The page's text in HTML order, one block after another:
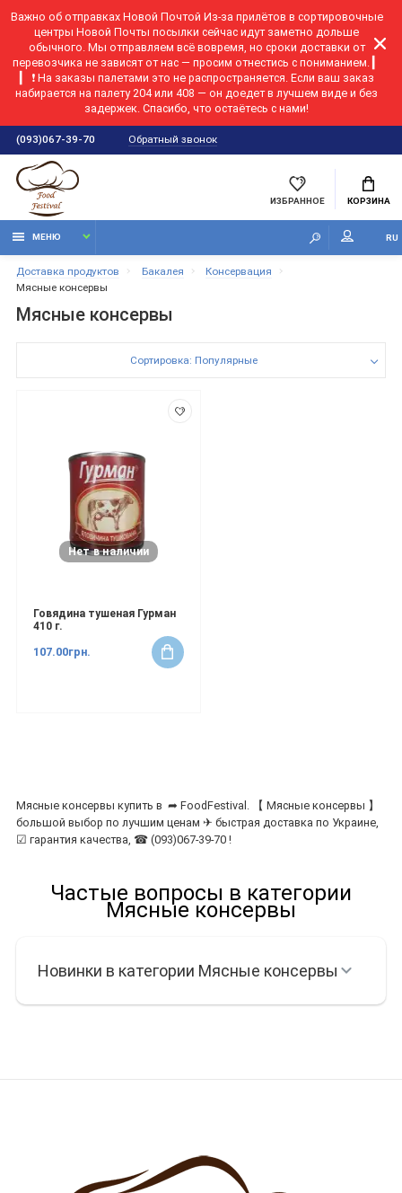
Важно об отправках Новой Почтой Из-за прилётов в сортировочные
центры Новой Почты посылки сейчас идут заметно дольше
обычного. Мы отправляем всё вовремя, но сроки доставки от
перевозчика не зависят от нас — просим отнестись с пониманием. ▎
▎ ❗ На заказы палетами это не распространяется. Если ваш заказ
набирается на палету 204 или 408 — он доедет в лучшем виде и без
задержек. Спасибо, что остаётесь с нами!
(093)067-39-70 Обратный звонок
ИЗБРАННОЕ КОРЗИНА
МЕНЮ RU
Доставка продуктов Бакалея
Консервация
Мясные консервы
Мясные консервы
Сортировка: Популярные
Нет в наличии
Говядина тушеная Гурман
410 г.
107.00грн.
Мясные консервы купить в ➦ FoodFestival. 【 Мясные консервы 】
большой выбор по лучшим ценам ✈ быстрая доставка по Украине,
☑ гарантия качества, ☎ (093)067-39-70 !
Частые вопросы в категории
Мясные консервы
Новинки в категории Мясные консервы